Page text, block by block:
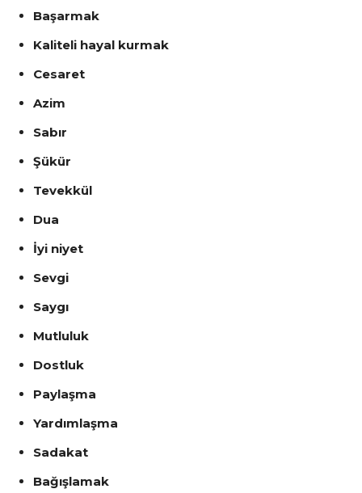
Başarmak
Kaliteli hayal kurmak
Cesaret
Azim
Sabır
Şükür
Tevekkül
Dua
İyi niyet
Sevgi
Saygı
Mutluluk
Dostluk
Paylaşma
Yardımlaşma
Sadakat
Bağışlamak